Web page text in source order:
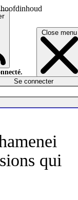
Close menu
Se connecter
qui